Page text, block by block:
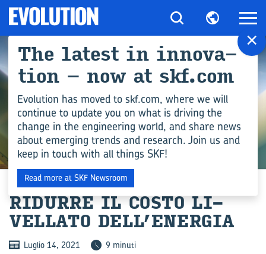
TECNOLOGIA DIGITALE
RI­DUR­RE IL COSTO LI­
VEL­LA­TO DELL’ENER­GIA
Luglio 14, 2021 9 minuti
×
The la­te­st in in­no­va­
tion – now at skf.com
Evolution has moved to skf.com, where we will
continue to update you on what is driving the
change in the engineering world, and share news
about emerging trends and research. Join us and
keep in touch with all things SKF!
Read more at SKF Newsroom